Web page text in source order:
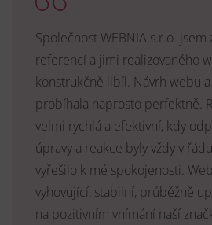
Společnost WEBNIA s.r.o. jsem
referencí a jimi realizovaného
konstrukčně libíl. Návrh webu
probíhala naprosto perfektně.
velmi rychlá a efektivní, kdy
úpravy a reakce byly vždy v
vyřešilo k mé spokojenosti.
vyhovující, stabilní, průběžně
na pozitivním vnímání naší